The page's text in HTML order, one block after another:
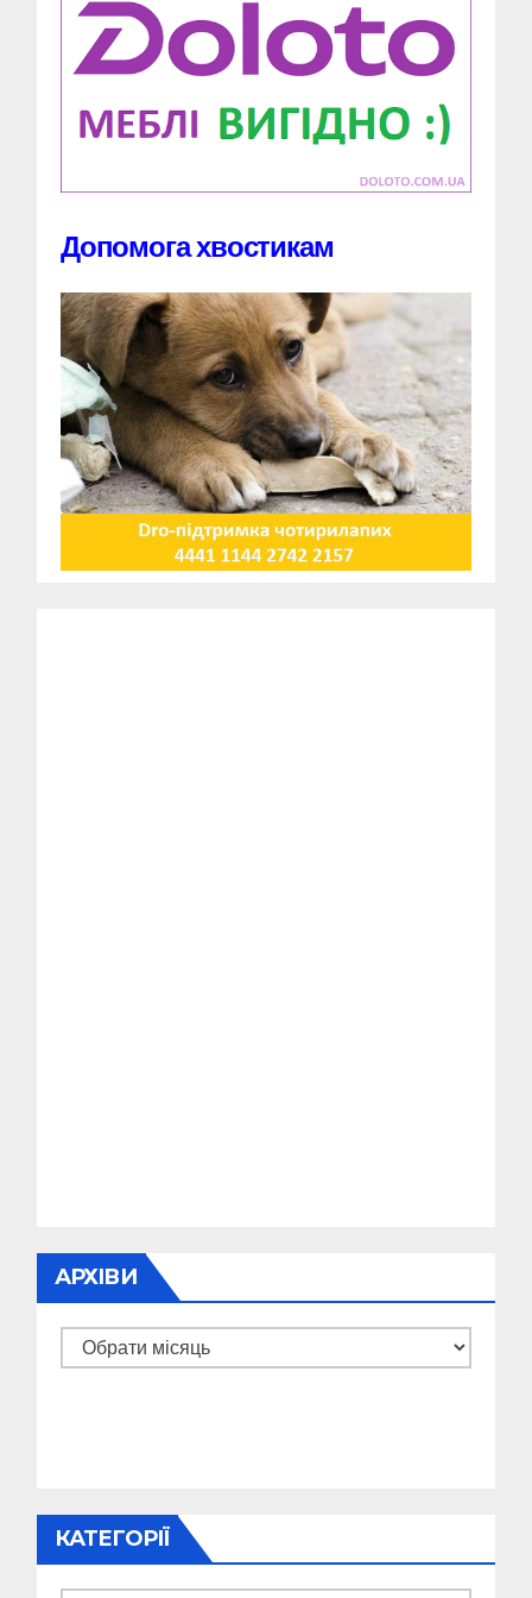
Допомога хвостикам
АРХІВИ
Архіви
КАТЕГОРІЇ